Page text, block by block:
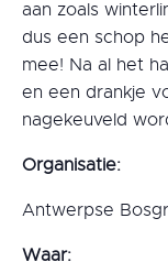
aan zoals
dus een schop
mee! Na al het
en een drankje
nagekeuveld
Organisatie:
Antwerpse
Waar: